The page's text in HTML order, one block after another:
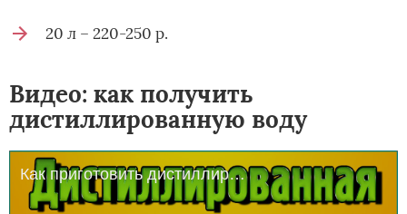
20 л – 220-250 р.
Видео: как получить
дистиллированную воду
Как приготовить дистиллированную воду своими руками в домашних условиях